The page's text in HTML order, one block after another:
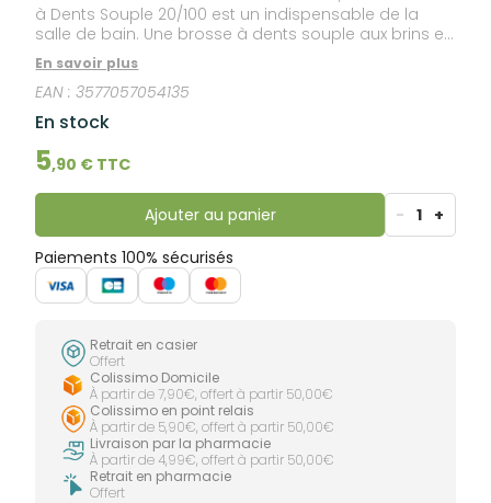
à Dents Souple 20/100 est un indispensable de la
salle de bain. Une brosse à dents souple aux brins en
nylon de qualité de 20/100 mm, finement arrondis,
pour une hygiène bucco-dentaire quotidienne des
dents et un respect optimal des gencives. Une
capsule de protection de la tête permet de la ranger
à l’abri et de conserver la forme des brins pour plus
d’efficacité. Elle est également assainissable au
micro-ondes, à 600 W, en plongeant la tête dans
l’eau une minute seulement.
En savoir plus
EAN :3577057054135
En stock
5,90 € TTC
Ajouter au panier - 1 +
Paiements 100% sécurisés
Retrait en casier
Offert
Colissimo Domicile
À partir de 7,90€, offert à partir 50,00€
Colissimo en point relais
À partir de 5,90€, offert à partir 50,00€
Livraison par la pharmacie
À partir de 4,99€, offert à partir 50,00€
Retrait en pharmacie
Offert